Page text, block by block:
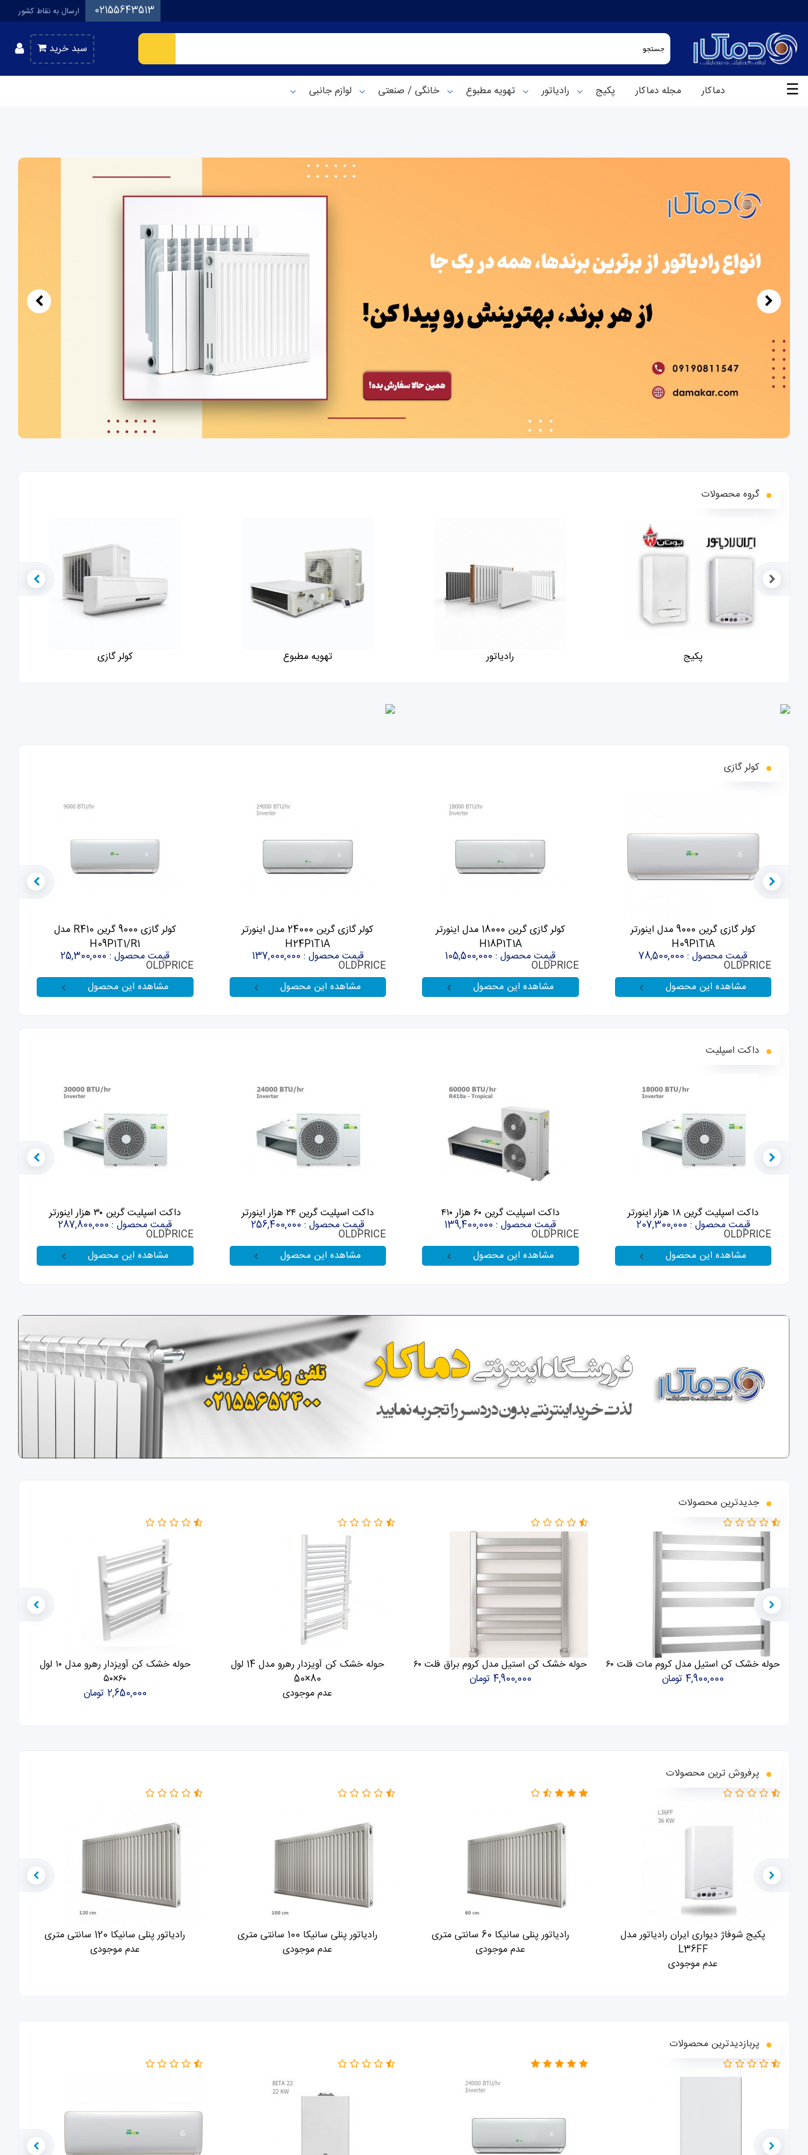
ارسال به نقاط کشور 02155643513
سبد خرید
☰ دماکار مجله دماکار پکیج رادیاتور تهویه مطبوع خانگی / صنعتی لوازم جانبی
گروه محصولات
پکیج رادیاتور تهویه مطبوع کولر گازی
کولر گازی
کولر گازی گرین 9000 مدل اینورتر
H09P1T1A
قیمت محصول : 78,500,000
OLDPRICE
مشاهده این محصول
کولر گازی گرین 18000 مدل اینورتر
H18P1T1A
قیمت محصول : 105,500,000
OLDPRICE
مشاهده این محصول
کولر گازی گرین 24000 مدل اینورتر
H24P1T1A
قیمت محصول : 137,000,000
OLDPRICE
مشاهده این محصول
کولر گازی 9000 گرین R410 مدل
H09P1T1/R1
قیمت محصول : 25,300,000
OLDPRICE
مشاهده این محصول
داکت اسپلیت
داکت اسپلیت گرین ۱۸ هزار اینورتر
قیمت محصول : 207,300,000
OLDPRICE
مشاهده این محصول
داکت اسپلیت گرین ۶۰ هزار ۴۱۰
قیمت محصول : 139,400,000
OLDPRICE
مشاهده این محصول
داکت اسپلیت گرین ۲۴ هزار اینورتر
قیمت محصول : 256,400,000
OLDPRICE
مشاهده این محصول
داکت اسپلیت گرین ۳۰ هزار اینورتر
قیمت محصول : 287,800,000
OLDPRICE
مشاهده این محصول
جدیدترین محصولات
حوله خشک کن استیل مدل کروم مات فلت ۶۰
4,900,000 تومان
حوله خشک کن استیل مدل کروم براق فلت ۶۰
4,900,000 تومان
حوله خشک کن آویزدار رهرو مدل 14 لول
80×50
عدم موجودی
حوله خشک کن آویزدار رهرو مدل ۱۰ لول
۶۰×۵۰
2,650,000 تومان
پرفروش ترین محصولات
پکیج شوفاژ دیواری ایران رادیاتور مدل
L36FF
عدم موجودی
رادیاتور پنلی سانیکا 60 سانتی متری
عدم موجودی
رادیاتور پنلی سانیکا 100 سانتی متری
عدم موجودی
رادیاتور پنلی سانیکا 120 سانتی متری
عدم موجودی
پربازدیدترین محصولات